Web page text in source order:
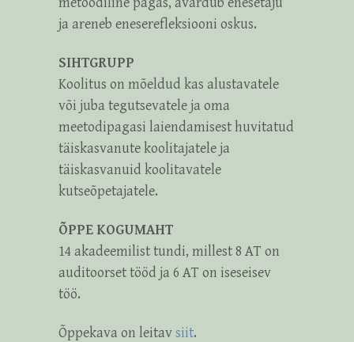
ja areneb eneserefleksiooni oskus.
SIHTGRUPP
Koolitus on mõeldud kas alustavatele
või juba tegutsevatele ja oma
meetodipagasi laiendamisest huvitatud
täiskasvanute koolitajatele ja
täiskasvanuid koolitavatele
kutseõpetajatele.
ÕPPE KOGUMAHT
14 akadeemilist tundi, millest 8 AT on
auditoorset tööd ja 6 AT on iseseisev
töö.
Õppekava on leitavsiit.